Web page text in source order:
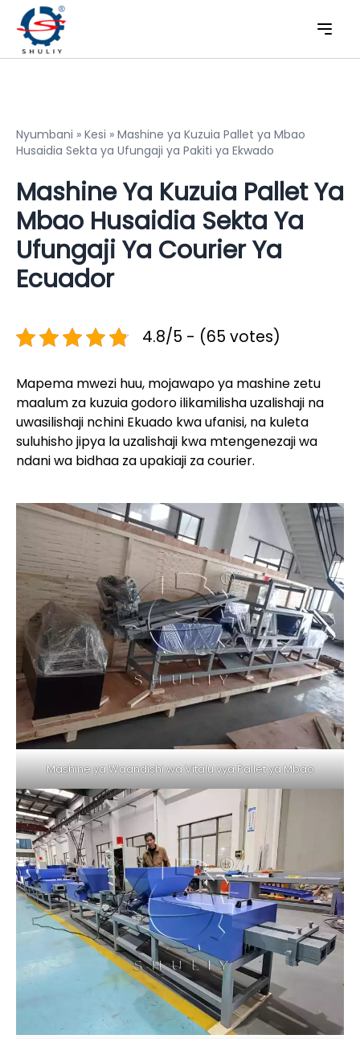
Nyumbani » Kesi » Mashine ya Kuzuia Pallet ya Mbao
Husaidia Sekta ya Ufungaji ya Pakiti ya Ekwado
Mashine Ya Kuzuia Pallet Ya
Mbao Husaidia Sekta Ya
Ufungaji Ya Courier Ya
Ecuador
4.8/5 - (65 votes)
Mapema mwezi huu, mojawapo ya mashine zetu
maalum za kuzuia godoro ilikamilisha uzalishaji na
uwasilishaji nchini Ekuado kwa ufanisi, na kuleta
suluhisho jipya la uzalishaji kwa mtengenezaji wa
ndani wa bidhaa za upakiaji za courier.
Mashine ya Waandishi wa Vitalu vya Pallet ya Mbao